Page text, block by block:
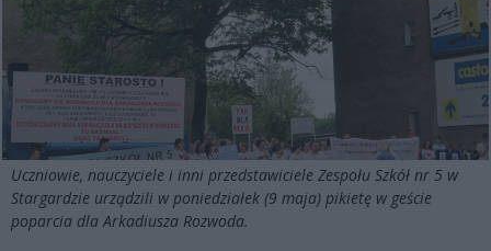
Uczniowie, nauczyciele i inni przedstawiciele Zespołu Szkół nr 5 w
Stargardzie urządzili w poniedziałek (9 maja) pikietę w geście
poparcia dla Arkadiusza Rozwoda.